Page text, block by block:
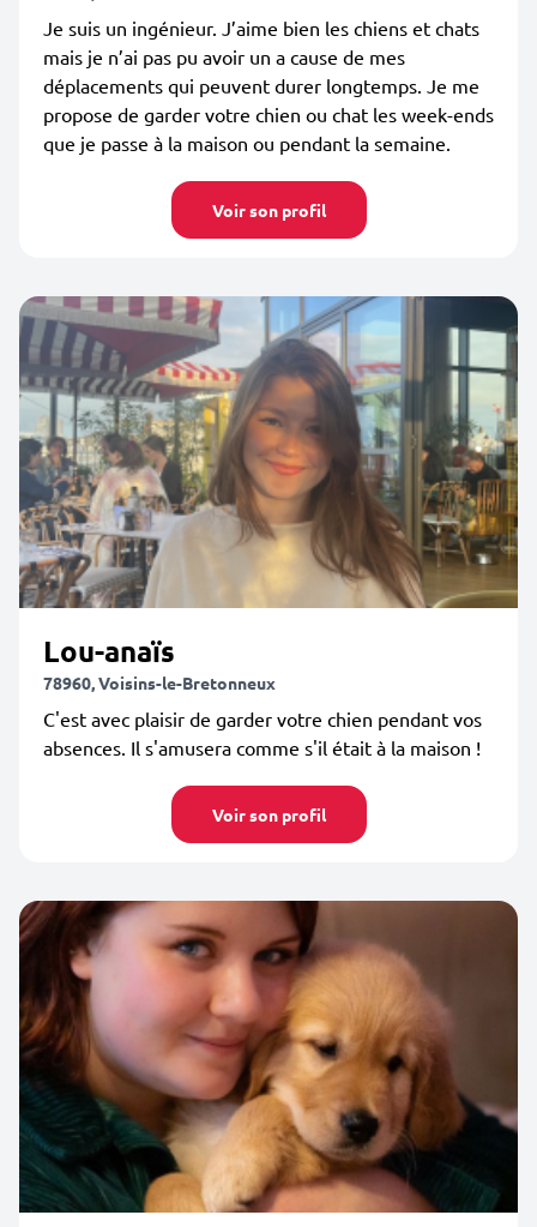
Je suis un ingénieur. J’aime bien les chiens et chats
mais je n’ai pas pu avoir un a cause de mes
déplacements qui peuvent durer longtemps. Je me
propose de garder votre chien ou chat les week-ends
que je passe à la maison ou pendant la semaine.
Voir son profil
Lou-anaïs
78960, Voisins-le-Bretonneux
C'est avec plaisir de garder votre chien pendant vos
absences. Il s'amusera comme s'il était à la maison !
Voir son profil